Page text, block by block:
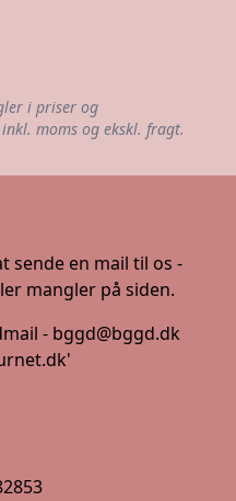
i priser og
moms og ekskl. fragt.
sende en mail til os -
mangler på siden.
- bggd@bggd.dk